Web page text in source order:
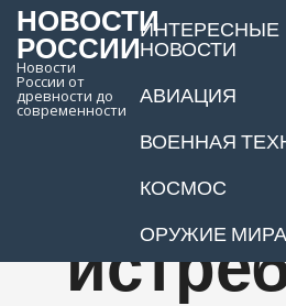
НОВОСТИ
РОССИИ
Новости
России от
древности до
современности
ИНТЕРЕСНЫЕ
НОВОСТИ
АВИАЦИЯ
ВОЕННАЯ
КОСМОС
ОРУЖИЕ МИРА
Пилот